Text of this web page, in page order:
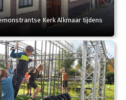
Kerk Alkmaar tijdens